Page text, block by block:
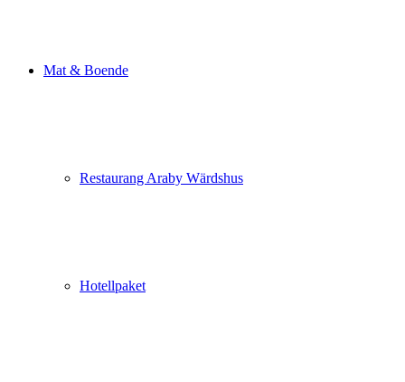
Mat & Boende
Restaurang Araby Wärdshus
Hotellpaket